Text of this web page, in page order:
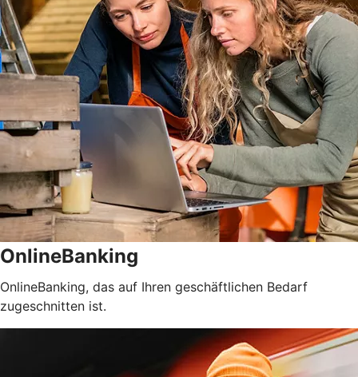
OnlineBanking
OnlineBanking, das auf Ihren geschäftlichen Bedarf
zugeschnitten ist.